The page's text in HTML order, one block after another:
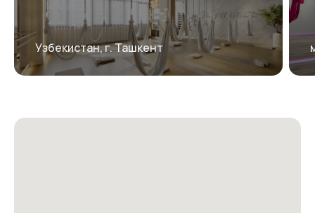
Узбекистан, г. Ташкент